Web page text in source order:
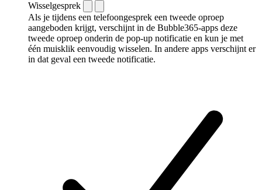
Wisselgesprek
Als je tijdens een telefoongesprek een tweede oproep
aangeboden krijgt, verschijnt in de Bubble365-apps deze
tweede oproep onderin de pop-up notificatie en kun je met
één muisklik eenvoudig wisselen. In andere apps verschijnt er
in dat geval een tweede notificatie.